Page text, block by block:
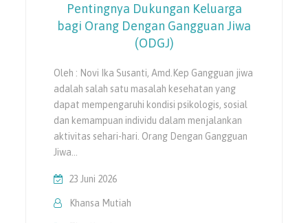
Pentingnya Dukungan Keluarga
bagi Orang Dengan Gangguan Jiwa
(ODGJ)
Oleh : Novi Ika Susanti, Amd.Kep Gangguan jiwa
adalah salah satu masalah kesehatan yang
dapat mempengaruhi kondisi psikologis, sosial
dan kemampuan individu dalam menjalankan
aktivitas sehari-hari. Orang Dengan Gangguan
Jiwa…
23 Juni 2026
Khansa Mutiah